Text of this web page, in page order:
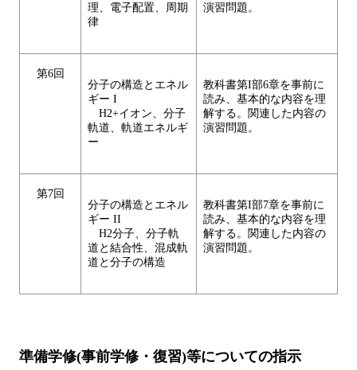
理、電子配置、周期
律
演習問題。
第6回
分子の構造とエネル
ギー I
H2+イオン、分子
軌道、軌道エネルギ
ー
教科書第I部6章を事前に
読み、基本的な内容を理
解する。関連した内容の
演習問題。
第7回
分子の構造とエネル
ギー II
H2分子、分子軌
道と結合性、混成軌
道と分子の構造
教科書第I部7章を事前に
読み、基本的な内容を理
解する。関連した内容の
演習問題。
準備学修(事前学修・復習)等についての指示